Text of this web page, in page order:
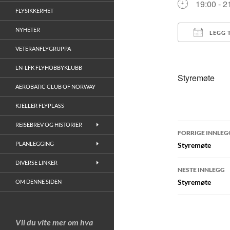
19:00 -
LEGG
Styremøte
FORRIGE
Styremøte
NESTE INNLEGG
Styremøte
FLYSIKKERHET
NYHETER
VETERANFLYGRUPPA
LN-LFK FLYHOBBYKLUBB
AEROBATIC CLUB OF NORWAY
KJELLER FLYPLASS
REISEBREV OG HISTORIER
PLANLEGGING
DIVERSE LINKER
OM DENNE SIDEN
Vil du vite mer om hva